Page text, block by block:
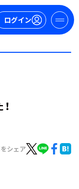
ログイン
シェア